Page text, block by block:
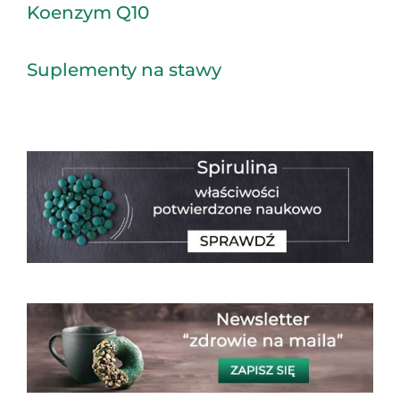
Koenzym Q10
Suplementy na stawy